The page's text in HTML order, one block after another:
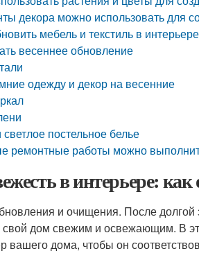
декора можно использовать для
мебель и текстиль в
весеннее обновление
одежду и декор на весенние
постельное белье
ремонтные работы можно
в интерьере:
и очищения. После долгой
свой дом свежим и освежающим. В
вашего дома, чтобы он